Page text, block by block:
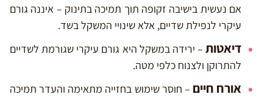
אם נעשית בישיבה זקופה תוך תמיכה בתינוק – איננה גורם
עיקרי לנפילת שדיים, אלא שינויי המשקל בשד.
דיאטות – ירידה במשקל היא גורם עיקרי שגורמת לשדיים
להתרוקן ולצנוח כלפי מטה.
אורח חיים – חוסר שימוש בחזייה מתאימה והעדר תמיכה